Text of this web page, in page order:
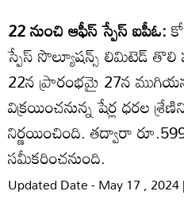
22 నుంచి ఆఫీస్‌ స్పేస్‌ ఐపీఓ:
స్పేస్‌ సొల్యూషన్స్‌ లిమిటెడ్‌ తొలి
22న ప్రారంభమై 27న
విక్రయించనున్న షేర్ల ధరల
నిర్ణయించింది. తద్వారా
సమీకరించనుంది.
Updated Date - May 17 ,